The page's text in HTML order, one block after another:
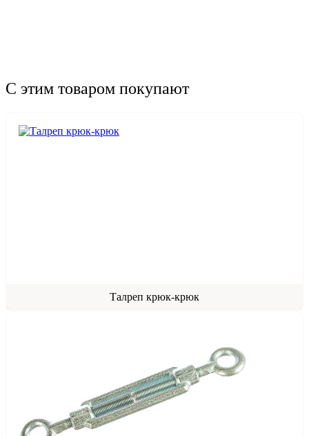
С этим товаром покупают
Талреп крюк-крюк